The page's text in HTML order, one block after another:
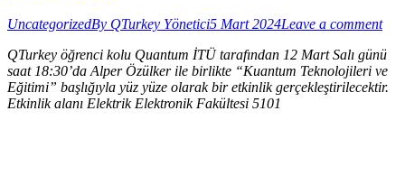
UncategorizedBy QTurkey Yönetici5 Mart 2024Leave a comment
QTurkey öğrenci kolu Quantum İTÜ tarafından 12 Mart Salı günü
saat 18:30’da Alper Özülker ile birlikte “Kuantum Teknolojileri ve
Eğitimi” başlığıyla yüz yüze olarak bir etkinlik gerçekleştirilecektir.
Etkinlik alanı Elektrik Elektronik Fakültesi 5101